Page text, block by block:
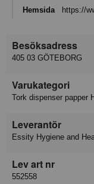
Hemsida
https://
Besöksadress
405 03 GÖTEBORG
Varukategori
Tork dispenser papper
Leverantör
Essity Hygiene and
Lev art nr
552558